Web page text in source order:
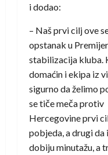
i dodao:
– Naš prvi cilj ove
opstanak u
stabilizacija kluba.
domaćin i ekipa iz
sigurno da želimo
se tiče meča protiv
Hercegovine prvi
pobjeda, a drugi da
dobiju minutažu, a